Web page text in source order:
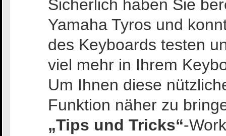
Sicherlich haben Sie
Yamaha Tyros und
des Keyboards testen
viel mehr in Ihrem
Um Ihnen diese
Funktion näher zu
„Tips und Tricks“-